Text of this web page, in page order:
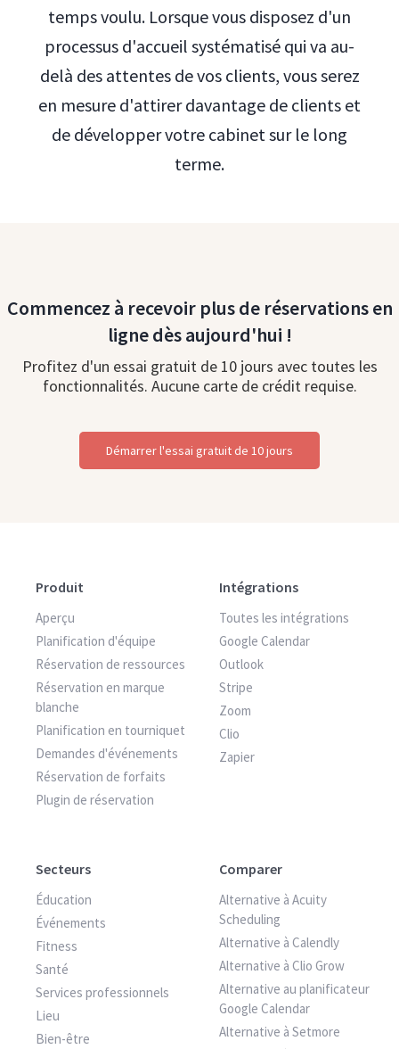
temps voulu. Lorsque vous disposez d'un
processus d'accueil systématisé qui va au-
delà des attentes de vos clients, vous serez
en mesure d'attirer davantage de clients et
de développer votre cabinet sur le long
terme.
Commencez à recevoir plus de réservations en
ligne dès aujourd'hui !
Profitez d'un essai gratuit de 10 jours avec toutes les
fonctionnalités. Aucune carte de crédit requise.
Démarrer l'essai gratuit de 10 jours
Produit
Aperçu
Planification d'équipe
Réservation de ressources
Réservation en marque
blanche
Planification en tourniquet
Demandes d'événements
Réservation de forfaits
Plugin de réservation
Intégrations
Toutes les intégrations
Google Calendar
Outlook
Stripe
Zoom
Clio
Zapier
Secteurs
Éducation
Événements
Fitness
Santé
Services professionnels
Lieu
Bien-être
Comparer
Alternative à Acuity
Scheduling
Alternative à Calendly
Alternative à Clio Grow
Alternative au planificateur
Google Calendar
Alternative à Setmore